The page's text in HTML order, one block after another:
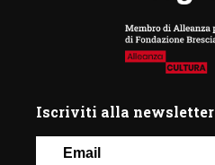
Iscriviti alla newsletter